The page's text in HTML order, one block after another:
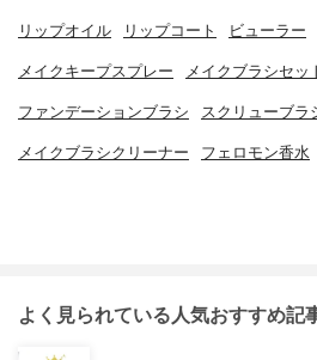
リップオイル リップコート ビューラー
メイクキープスプレー メイクブラシセッ
ファンデーションブラシ スクリューブラ
メイクブラシクリーナー フェロモン香水
よく見られている人気おすすめ記